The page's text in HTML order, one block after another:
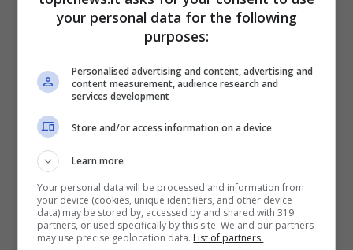
condizioni attuali
Nel 2017, come raccontato da lui stesso in
un’intervista concessa a Rolling Stone, l’artista
di Cellino San Marco ha subito un infarto. Fino a
quel giorno ha confessato di essersi sempre
sentito bene. Tuttavia, l’improvviso crollo delle
sue condizioni fisiche era dietro l’angolo:
dell’infarto stavo da Dio, è questa botta
improvvisa che mi ha cambiato totalmente
sono sempre sentito iperattivo, pieno di energie.
Poi un bel giorno mi sono trovato a pagare il
your personal data for the following
purposes:
Personalised advertising and content, advertising and
content measurement, audience research and
services development
Store and/or access information on a device
Learn more
Your personal data will be processed and information from
your device (cookies, unique identifiers, and other device
data) may be stored by, accessed by and shared with 319
partners, or used specifically by this site. We and our partners
may use precise geolocation data. List of partners.